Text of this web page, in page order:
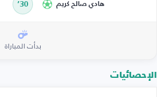
هادي صالح كريم 30’
بدأت المباراة
الإحصائيات